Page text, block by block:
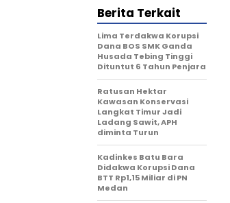
Berita Terkait
Lima Terdakwa Korupsi
Dana BOS SMK Ganda
Husada Tebing Tinggi
Dituntut 6 Tahun Penjara
Ratusan Hektar
Kawasan Konservasi
Langkat Timur Jadi
Ladang Sawit, APH
diminta Turun
Kadinkes Batu Bara
Didakwa Korupsi Dana
BTT Rp1,15 Miliar di PN
Medan